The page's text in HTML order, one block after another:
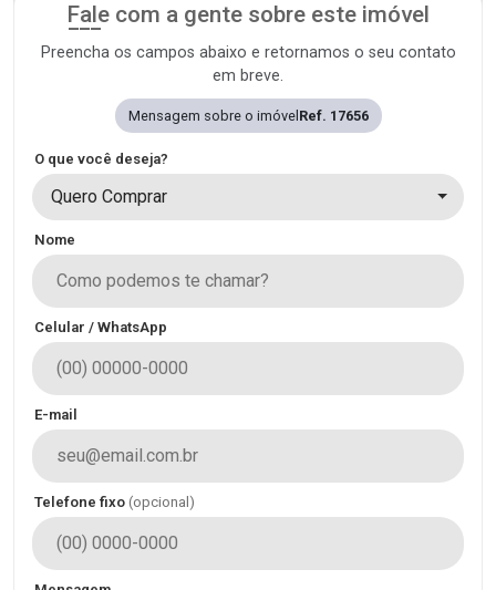
Fale com a gente sobre este imóvel
Preencha os campos abaixo e retornamos o seu contato
em breve.
Mensagem sobre o imóvel Ref. 17656
O que você deseja?
Quero Comprar
Nome
Celular / WhatsApp
E-mail
Telefone fixo (opcional)